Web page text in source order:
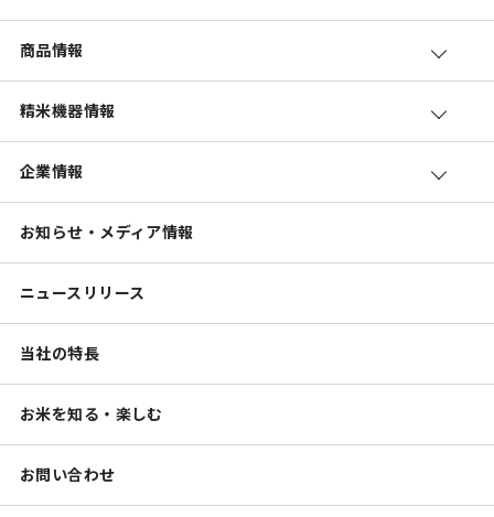
商品情報
精米機器情報
企業情報
お知らせ・メディア情報
ニュースリリース
当社の特長
お米を知る・楽しむ
お問い合わせ